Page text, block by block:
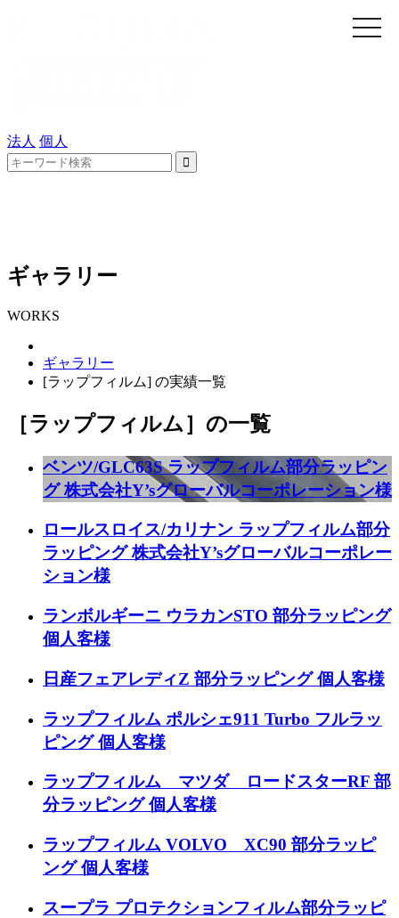
法人 個人
メ
ニ
ギャラリー
WORKS
ギャラリー
[ラップフィルム] の実績一覧
［ラップフィルム］ の一覧
ベンツ/GLC63S ラップフィルム部分ラッピン
グ 株式会社Y’sグローバルコーポレーション様
ロールスロイス/カリナン ラップフィルム部分
ラッピング 株式会社Y’sグローバルコーポレー
ション様
ランボルギーニ ウラカンSTO 部分ラッピング
個人客様
日産フェアレディZ 部分ラッピング 個人客様
ラップフィルム ポルシェ911 Turbo フルラッ
ピング 個人客様
ラップフィルム マツダ ロードスターRF 部
分ラッピング 個人客様
ラップフィルム VOLVO XC90 部分ラッピ
ング 個人客様
スープラ プロテクションフィルム部分ラッピ